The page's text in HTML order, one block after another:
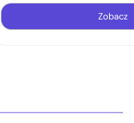
Zobacz